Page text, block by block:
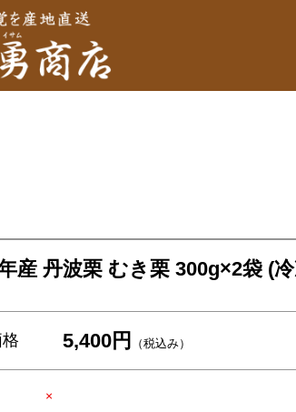
産 丹波栗 むき栗 300g×2袋 (
5,400円 （税込み）
×